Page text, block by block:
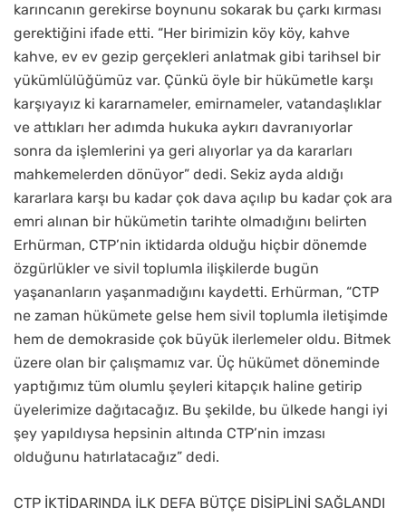
karıncanın gerekirse boynunu sokarak bu çarkı kırması
gerektiğini ifade etti. “Her birimizin köy köy, kahve
kahve, ev ev gezip gerçekleri anlatmak gibi tarihsel bir
yükümlülüğümüz var. Çünkü öyle bir hükümetle karşı
karşıyayız ki kararnameler, emirnameler, vatandaşlıklar
ve attıkları her adımda hukuka aykırı davranıyorlar
sonra da işlemlerini ya geri alıyorlar ya da kararları
mahkemelerden dönüyor” dedi. Sekiz ayda aldığı
kararlara karşı bu kadar çok dava açılıp bu kadar çok ara
emri alınan bir hükümetin tarihte olmadığını belirten
Erhürman, CTP’nin iktidarda olduğu hiçbir dönemde
özgürlükler ve sivil toplumla ilişkilerde bugün
yaşananların yaşanmadığını kaydetti. Erhürman, “CTP
ne zaman hükümete gelse hem sivil toplumla iletişimde
hem de demokraside çok büyük ilerlemeler oldu. Bitmek
üzere olan bir çalışmamız var. Üç hükümet döneminde
yaptığımız tüm olumlu şeyleri kitapçık haline getirip
üyelerimize dağıtacağız. Bu şekilde, bu ülkede hangi iyi
şey yapıldıysa hepsinin altında CTP’nin imzası
olduğunu hatırlatacağız” dedi.
CTP İKTİDARINDA İLK DEFA BÜTÇE DİSİPLİNİ SAĞLANDI